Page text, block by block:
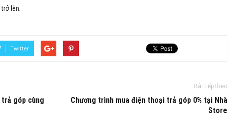
lên.
Twitter
trả góp cùng
Bài tiếp theo
Chương trình mua điện thoại trả góp 0% tại Nhà
Store